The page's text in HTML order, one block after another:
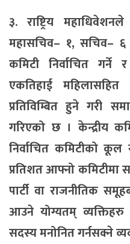
३. राष्ट्रिय
महासचिव– १, सचिव–
कमिटी निर्वाचित गर्ने
एकतिहाई
प्रतिविम्बित हुने गरी
गरिएको छ । केन्द्रीय
निर्वाचित कमिटीको
प्रतिशत आफ्नो कमिटीमा
पार्टी वा राजनीतिक
आउने योग्यतम् व्यक्तिहरु
सदस्य मनोनित गर्नसक्ने